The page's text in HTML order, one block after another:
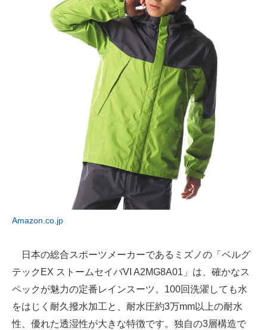
Amazon.co.jp
日本の総合スポーツメーカーであるミズノの「ベルグ
テックEX ストームセイバVI A2MG8A01」は、確かなス
ペックが魅力の定番レインスーツ。100回洗濯しても水
をはじく耐久撥水加工と、耐水圧約3万mm以上の耐水
性、優れた透湿性が大きな特徴です。独自の3層構造で